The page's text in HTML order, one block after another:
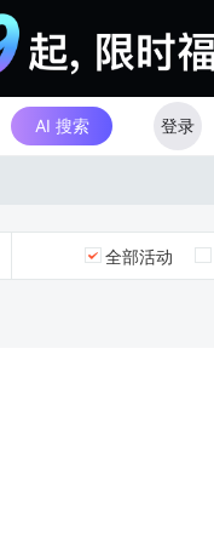
AI 搜索 登录
全部活动